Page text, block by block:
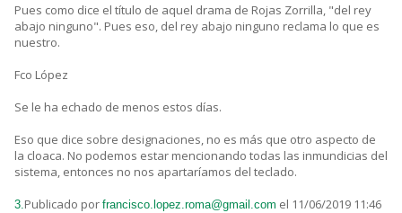
Pues como dice el título de aquel drama de Rojas Zorrilla, "del rey
abajo ninguno". Pues eso, del rey abajo ninguno reclama lo que es
nuestro.
Fco López
Se le ha echado de menos estos días.
Eso que dice sobre designaciones, no es más que otro aspecto de
la cloaca. No podemos estar mencionando todas las inmundicias del
sistema, entonces no nos apartaríamos del teclado.
3. Publicado por francisco.lopez.roma@gmail.com el 11/06/2019 11:46